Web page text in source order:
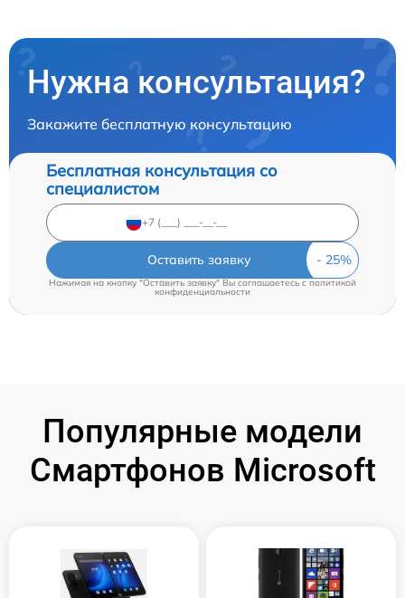
Нужна консультация?
Закажите бесплатную консультацию
Бесплатная консультация со
специалистом
Оставить заявку
Нажимая на кнопку "Оставить заявку" Вы соглашаетесь cполитикой
конфиденциальности
Популярные модели
Смартфонов Microsoft